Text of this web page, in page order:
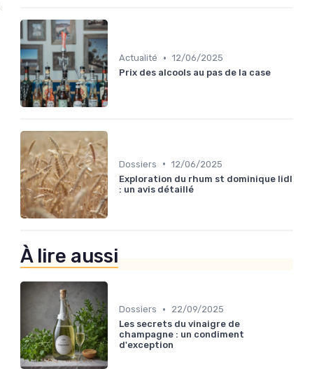
Actualité • 12/06/2025
Prix des alcools au pas de la case
Dossiers • 12/06/2025
Exploration du rhum st dominique lidl
: un avis détaillé
À lire aussi
Dossiers •
22/09/2025
Les secrets du vinaigre de
champagne : un condiment
d'exception